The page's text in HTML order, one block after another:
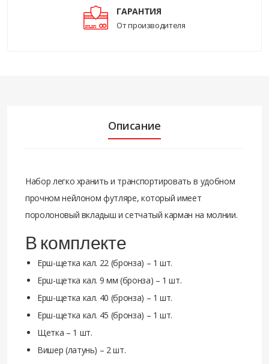
ГАРАНТИЯ
От производителя
Описание
Набор легко хранить и транспортировать в удобном
прочном нейлоном футляре, который имеет
поролоновый вкладыш и сетчатый карман на молнии.
В комплекте
Ерш-щетка кал. 22 (бронза) – 1 шт.
Ерш-щетка кал. 9 мм (бронза) – 1 шт.
Ерш-щетка кал. 40 (бронза) – 1 шт.
Ерш-щетка кал. 45 (бронза) – 1 шт.
Щетка – 1 шт.
Вишер (латунь) – 2 шт.